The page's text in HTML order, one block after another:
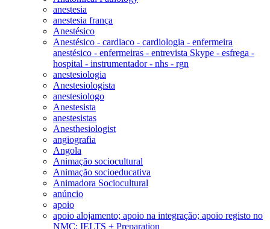
anestesia
anestesia frança
Anestésico
Anestésico - cardiaco - cardiologia - enfermeira
anestésico - enfermeiras - entrevista Skype - esfrega -
hospital - instrumentador - nhs - rgn
anestesiologia
Anestesiologista
anestesiologo
Anestesista
anestesistas
Anesthesiologist
angiografia
Angola
Animação sociocultural
Animação socioeducativa
Animadora Sociocultural
anúncio
apoio
apoio alojamento; apoio na integração; apoio registo no
NMC; IELTS + Preparation